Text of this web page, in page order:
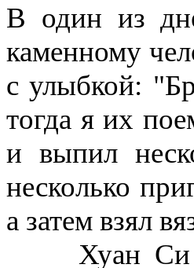
В один из
каменному
с улыбкой:
тогда я их
и выпил
несколько
а затем взял
Хуан Си в